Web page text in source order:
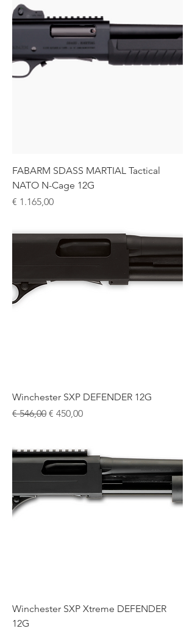
FABARM SDASS MARTIAL Tactical
NATO N-Cage 12G
Prijs
€ 1.165,00
Winchester SXP DEFENDER 12G
Normale prijs
€ 546,00 Verkoopprijs
€ 450,00
Winchester SXP Xtreme DEFENDER
12G